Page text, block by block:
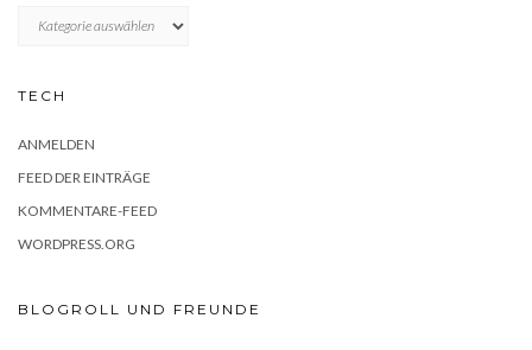
TECH
ANMELDEN
FEED DER EINTRÄGE
KOMMENTARE-FEED
WORDPRESS.ORG
BLOGROLL UND FREUNDE